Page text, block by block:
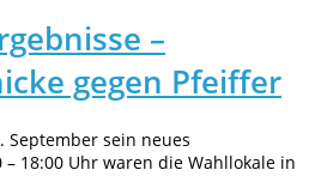
–
gegen Pfeiffer
September sein neues
18:00 Uhr waren die Wahllokale in